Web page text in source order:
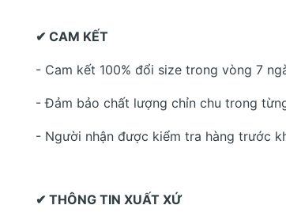
✔ CAM KẾT
- Cam kết 100% đổi size trong vòng 7
- Đảm bảo chất lượng chỉn chu trong
- Người nhận được kiểm tra hàng trước
✔ THÔNG TIN XUẤT XỨ